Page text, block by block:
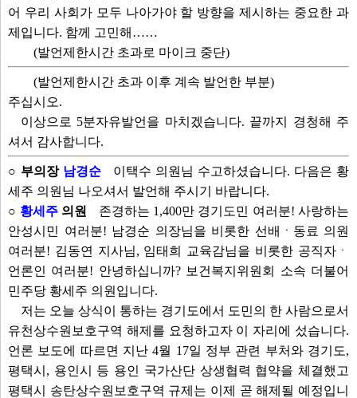
어 우리 사회가 모두 나아가야 할 방향을 제시하는 중요한 과
제입니다. 함께 고민해……
(발언제한시간 초과로 마이크 중단)
(발언제한시간 초과 이후 계속 발언한 부분)
주십시오.
이상으로 5분자유발언을 마치겠습니다. 끝까지 경청해 주
셔서 감사합니다.
○ 부의장 남경순
이택수 의원님 수고하셨습니다. 다음은 황
세주 의원님 나오셔서 발언해 주시기 바랍니다.
○ 황세주의원
존경하는 1,400만 경기도민 여러분! 사랑하는
안성시민 여러분! 남경순 의장님을 비롯한 선배ㆍ동료 의원
여러분! 김동연 지사님, 임태희 교육감님을 비롯한 공직자ㆍ
언론인 여러분! 안녕하십니까? 보건복지위원회 소속 더불어
민주당 황세주 의원입니다.
저는 오늘 상식이 통하는 경기도에서 도민의 한 사람으로서
유천상수원보호구역 해제를 요청하고자 이 자리에 섰습니다.
언론 보도에 따르면 지난 4월 17일 정부 관련 부처와 경기도,
평택시, 용인시 등 용인 국가산단 상생협력 협약을 체결했고
평택시 송탄상수원보호구역 규제는 이제 곧 해제될 예정입니